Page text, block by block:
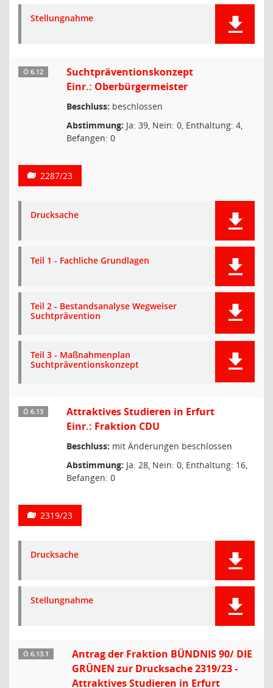
Stellungnahme
Ö 6.12
Suchtpräventionskonzept
Einr.: Oberbürgermeister
Beschluss: beschlossen
Abstimmung: Ja: 39, Nein: 0, Enthaltung: 4,
Befangen: 0
2287/23
Drucksache
Teil 1 - Fachliche Grundlagen
Teil 2 - Bestandsanalyse Wegweiser
Suchtprävention
Teil 3 - Maßnahmenplan
Suchtpräventionskonzept
Ö 6.13
Attraktives Studieren in Erfurt
Einr.: Fraktion CDU
Beschluss: mit Änderungen beschlossen
Abstimmung: Ja: 28, Nein: 0, Enthaltung: 16,
Befangen: 0
2319/23
Drucksache
Stellungnahme
Ö 6.13.1
Antrag der Fraktion BÜNDNIS 90/ DIE
GRÜNEN zur Drucksache 2319/23 -
Attraktives Studieren in Erfurt